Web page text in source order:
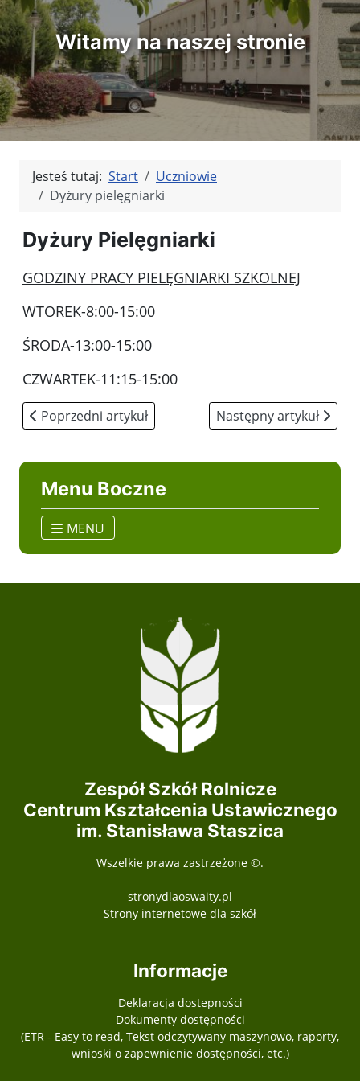
Witamy na naszej stronie
Jesteś tutaj: Start
Uczniowie
Dyżury pielęgniarki
Dyżury Pielęgniarki
GODZINY PRACY PIELĘGNIARKI SZKOLNEJ
WTOREK-8:00-15:00
ŚRODA-13:00-15:00
CZWARTEK-11:15-15:00
Poprzedni artykuł: Praktyki uczniowskie
Poprzedni artykuł Następny artykuł:
Następny artykuł
Menu Boczne
MENU
Zespół Szkół Rolnicze
Centrum Kształcenia Ustawicznego
im. Stanisława Staszica
Wszelkie prawa zastrzeżone ©.
stronydlaoswaity.pl
Strony internetowe dla szkółotwiera się w
Informacje
Deklaracja dostepności
Dokumenty dostępności
(ETR - Easy to read, Tekst odczytywany maszynowo, raporty,
wnioski o zapewnienie dostępności, etc.)